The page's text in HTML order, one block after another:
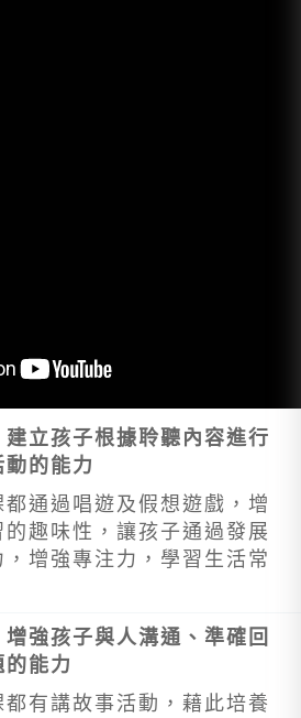
建立孩子根據聆聽內容進行
動的能力
都通過唱遊及假想遊戲，增
的趣味性，讓孩子通過發展
，增強專注力，學習生活常
增強孩子與人溝通、準確回
的能力
都有講故事活動，藉此培養